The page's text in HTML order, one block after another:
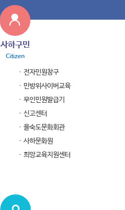
사하구민
Citizen
전자민원창구
민방위사이버교육
무인민원발급기
신고센터
을숙도문화회관
사하문화원
희망교육지원센터